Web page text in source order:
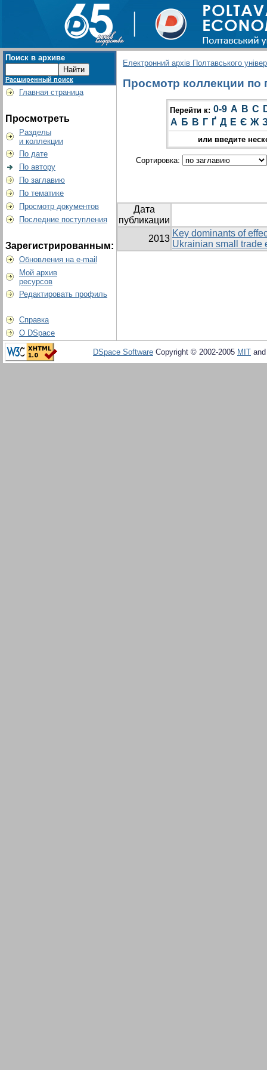
Поиск в архиве
Расширенный поиск
Главная страница
Просмотреть
Разделы
и коллекции
По дате
По автору
По заглавию
По тематике
Просмотр документов
Последние поступления
Зарегистрированным:
Обновления на e-mail
Мой архив
ресурсов
Редактировать профиль
Справка
О DSpace
Електронний архів Полтавського
Просмотр коллекции по
Перейти к: 0-9 A B C
А Б В Г Ґ Д Е Є Ж
или введите
Сортировка:
Дата
публикации
2013
Key dominants of
Ukrainian small trade
DSpace Software Copyright © 2002-2005 MIT